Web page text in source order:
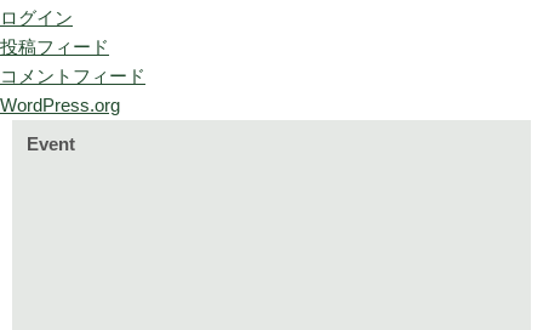
ログイン
投稿フィード
コメントフィード
WordPress.org
Event